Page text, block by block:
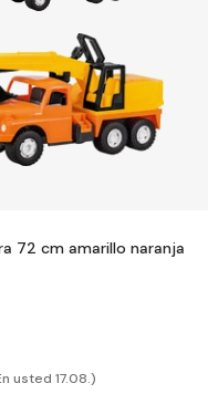
72 cm amarillo naranja
usted 17.08.)